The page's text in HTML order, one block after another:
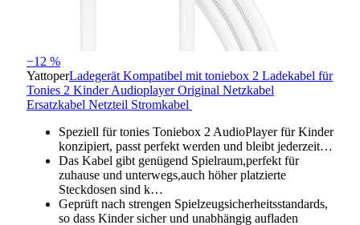
−12 %
YattoperLadegerät Kompatibel mit toniebox 2 Ladekabel für
Tonies 2 Kinder Audioplayer Original Netzkabel
Ersatzkabel Netzteil Stromkabel
Speziell für tonies Toniebox 2 AudioPlayer für Kinder
konzipiert, passt perfekt werden und bleibt jederzeit…
Das Kabel gibt genügend Spielraum,perfekt für
zuhause und unterwegs,auch höher platzierte
Steckdosen sind k…
Geprüft nach strengen Spielzeugsicherheitsstandards,
so dass Kinder sicher und unabhängig aufladen